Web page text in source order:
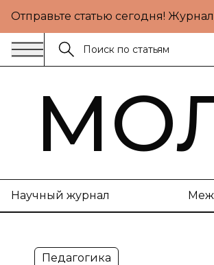
Отправьте статью сегодня!
Научный журнал
Педагогика